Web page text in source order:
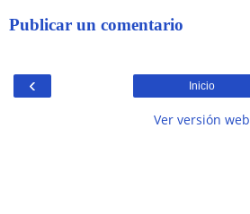
Publicar un comentario
‹ Inicio
Ver versión web